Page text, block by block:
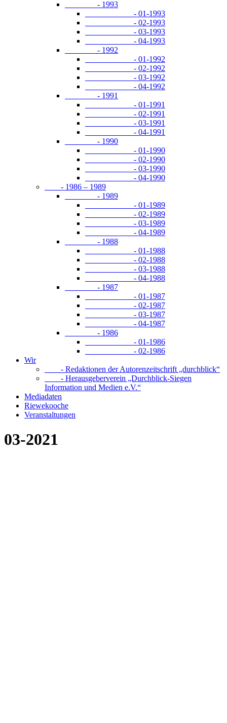
- 1993
- 01-1993
- 02-1993
- 03-1993
- 04-1993
- 1992
- 01-1992
- 02-1992
- 03-1992
- 04-1992
- 1991
- 01-1991
- 02-1991
- 03-1991
- 04-1991
- 1990
- 01-1990
- 02-1990
- 03-1990
- 04-1990
- 1986 – 1989
- 1989
- 01-1989
- 02-1989
- 03-1989
- 04-1989
- 1988
- 01-1988
- 02-1988
- 03-1988
- 04-1988
- 1987
- 01-1987
- 02-1987
- 03-1987
- 04-1987
- 1986
- 01-1986
- 02-1986
Wir
- Redaktionen der Autorenzeitschrift „durchblick“
- Herausgeberverein „Durchblick-Siegen
Information und Medien e.V.“
Mediadaten
Riewekooche
Veranstaltungen
03-2021